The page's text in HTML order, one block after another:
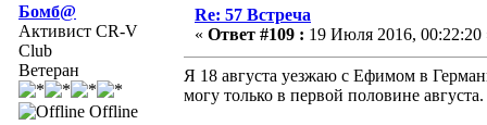
Бомб@
Активист CR-V
Club
Ветеран
Offline
Re: 57 Встреча
« Ответ #109 : 19 Июля 2016, 00:22:20
Я 18 августа уезжаю с Ефимом в
могу только в первой половине августа.